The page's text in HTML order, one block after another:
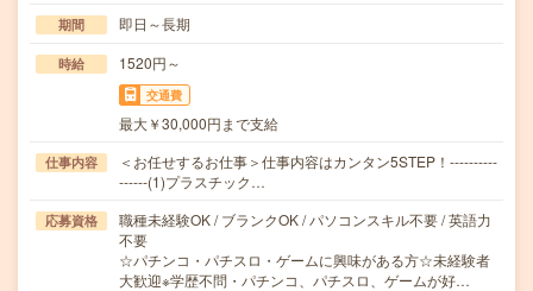
期間 即日～長期
時給 1520円～
交通費
最大￥30,000円まで支給
仕事内容
＜お任せするお仕事＞仕事内容はカンタン5STEP！----------
------(1)プラスチック…
応募資格
職種未経験OK / ブランクOK / パソコンスキル不要 / 英語力
不要
☆パチンコ・パチスロ・ゲームに興味がある方☆未経験者
大歓迎※学歴不問・パチンコ、パチスロ、ゲームが好…